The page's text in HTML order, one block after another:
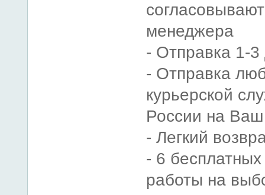
менеджера
- Отправка 1-
- Отправка
курьерской
России на
- Легкий
- 6
работы на